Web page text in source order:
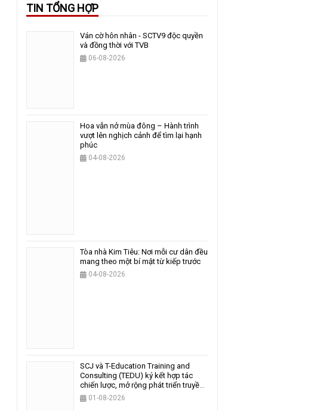
TIN TỔNG HỢP
Ván cờ hôn nhân - SCTV9 độc quyền
và đồng thời với TVB
06-08-2026
Hoa vẫn nở mùa đông – Hành trình
vượt lên nghịch cảnh để tìm lại hạnh
phúc
04-08-2026
Tòa nhà Kim Tiêu: Nơi mỗi cư dân đều
mang theo một bí mật từ kiếp trước
04-08-2026
SCJ và T-Education Training and
Consulting (TEDU) ký kết hợp tác
chiến lược, mở rộng phát triển truyền
thông và giáo dục
01-08-2026